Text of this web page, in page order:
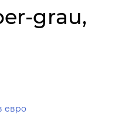
grau,
евро